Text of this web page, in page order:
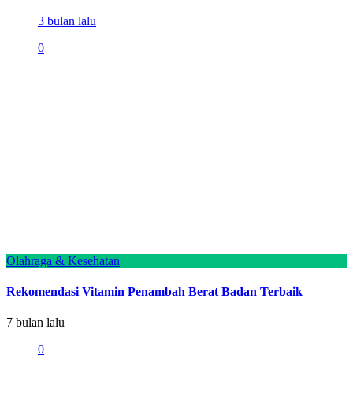
3 bulan lalu
0
Olahraga & Kesehatan
Rekomendasi Vitamin Penambah Berat Badan Terbaik
7 bulan lalu
0